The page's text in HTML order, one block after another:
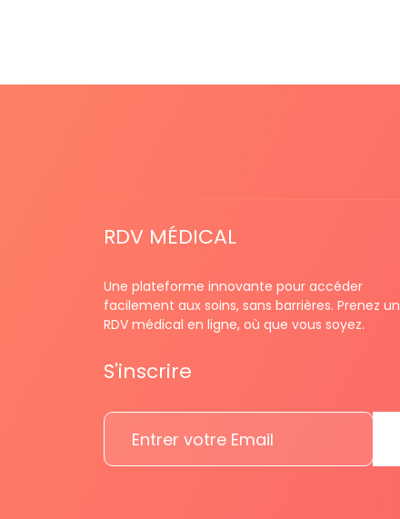
RDV MÉDICAL
Une plateforme innovante pour accéder
facilement aux soins, sans barrières. Prenez un
RDV médical en ligne, où que vous soyez.
S'inscrire